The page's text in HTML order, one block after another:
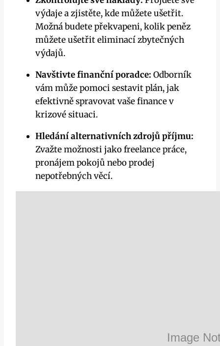
⁤výdaje a zjistěte, kde můžete ušetřit.
Možná budete překvapeni, kolik peněz
můžete ušetřit eliminací zbytečných
výdajů.
Navštivte ​finanční poradce: Odborník
vám může pomoci sestavit plán, jak
efektivně spravovat vaše finance v
krizové situaci.
Hledání⁤ alternativních zdrojů příjmu:
Zvažte možnosti jako⁢ freelance práce,
pronájem pokojů nebo prodej
‍nepotřebných věcí.